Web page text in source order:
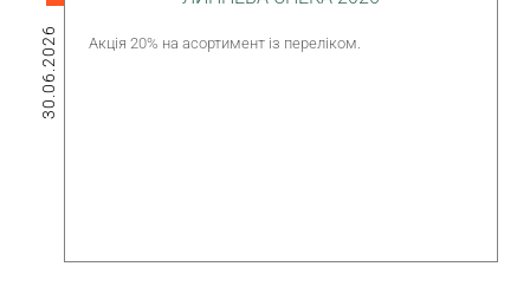
30.06.2026 Акція 20% на асортимент із переліком.